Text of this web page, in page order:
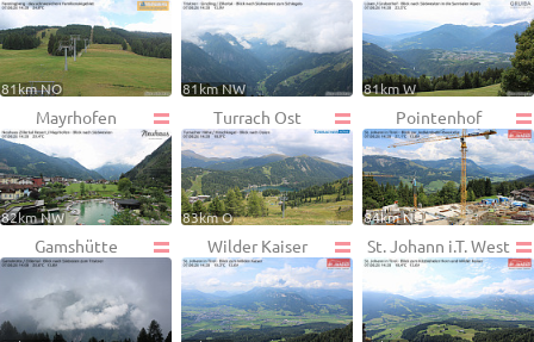
81km NO 81km NW 81km W
Mayrhofen
82km NW
Turrach Ost
83km O
Pointenhof
84km N
Gamshütte Wilder Kaiser St. Johann i.T. West